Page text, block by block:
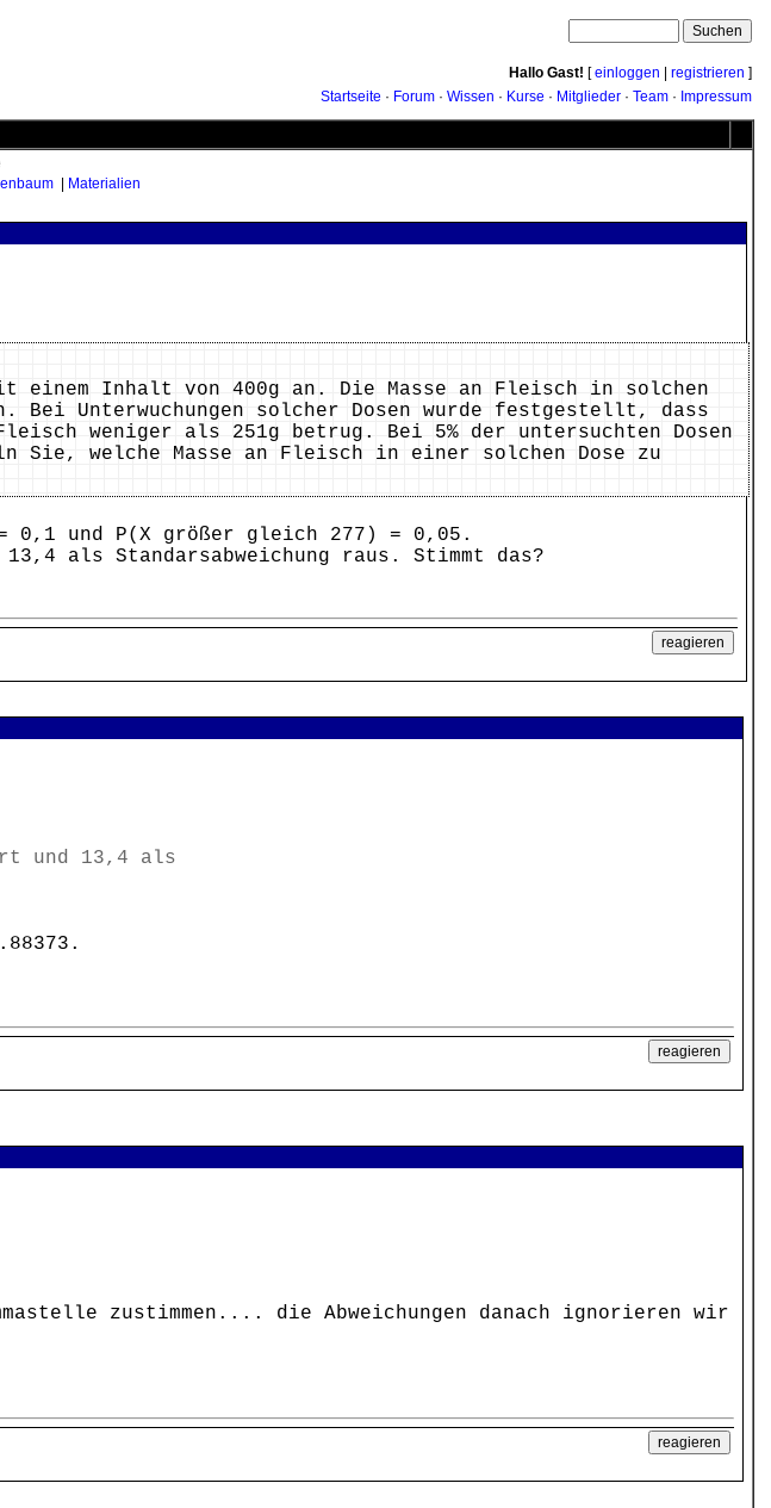
Hallo Gast! [einloggen registrieren ]
Startseite · Forum · Wissen · Kurse · Mitglieder · Team · Impressum
Materialien
einem Inhalt von 400g an. Die Masse an Fleisch in solchen
Unterwuchungen solcher Dosen wurde festgestellt, dass
weniger als 251g betrug. Bei 5% der untersuchten Dosen
Sie, welche Masse an Fleisch in einer solchen Dose zu
0,1 und P(X größer gleich 277) = 0,05.
als Standarsabweichung raus. Stimmt das?
und 13,4 als
zustimmen.... die Abweichungen danach ignorieren wir